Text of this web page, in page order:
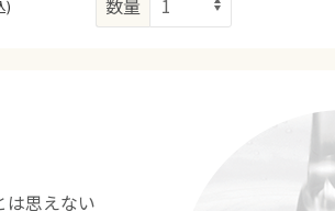
) 数量
は思えない